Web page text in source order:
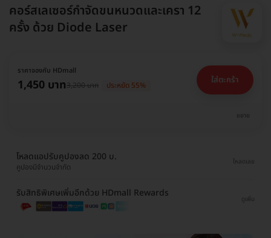
คอร์สเลเซอร์กำจัดขนหนวดและเครา 12
ครั้ง ด้วย Diode Laser
ราคาจองกับ HDmall
1,450 บาท3,200 บาท ประหยัด 55% ใส่ตะกร้า
ขยาย
โหลดแอปรับคูปองลด 200 บ.
คูปองมีจำนวนจำกัด
โหลดเลย
รับสิทธิพิเศษเพิ่มอีกด้วย HDmall Rewards
ดูเพิ่ม